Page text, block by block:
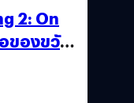
2: On
ของขวัญ